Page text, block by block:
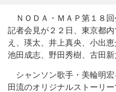
ＮＯＤＡ・ＭＡＰ第１８回
記者会見が２２日、東京都
え、瑛太、井上真央、小出
池田成志、野田秀樹、古田新
シャンソン歌手・美輪明宏
田流のオリジナルストーリー